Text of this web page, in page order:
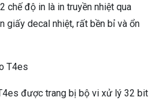
chế độ in là in truyền nhiệt qua
giấy decal nhiệt, rất bền bỉ và ổn
được trang bị bộ vi xử lý 32 bit